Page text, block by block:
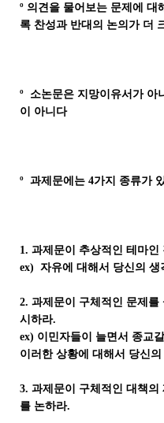
º 의견을 물어보는 문제에
록 찬성과 반대의 논의가 더
º 소논문은 지망이유서가
이 아니다
º 과제문에는 4가지 종류가
1. 과제문이 추상적인 테마
ex) 자유에 대해서 당신의 생
2. 과제문이 구체적인 문제를
시하라.
ex) 이민자들이 늘면서 종교
이러한 상황에 대해서 당신
3. 과제문이 구체적인 대책의
를 논하라.